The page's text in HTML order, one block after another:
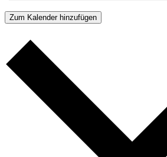
Zum Kalender hinzufügen